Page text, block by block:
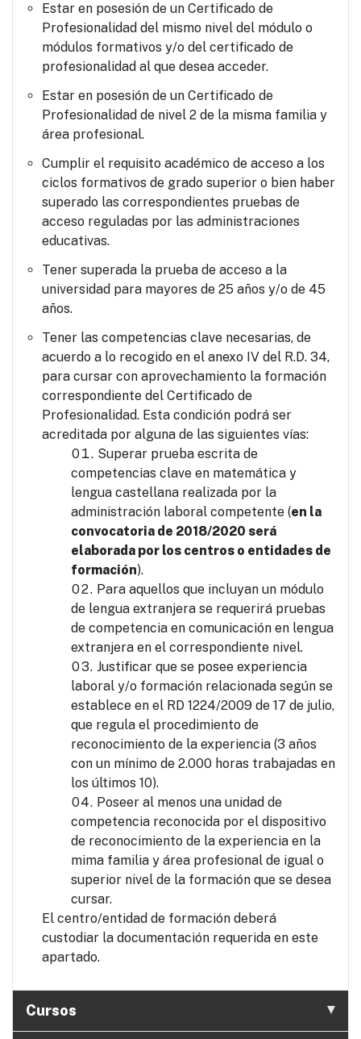
Estar en posesión de un Certificado de
Profesionalidad del mismo nivel del módulo o
módulos formativos y/o del certificado de
profesionalidad al que desea acceder.
Estar en posesión de un Certificado de
Profesionalidad de nivel 2 de la misma familia y
área profesional.
Cumplir el requisito académico de acceso a los
ciclos formativos de grado superior o bien haber
superado las correspondientes pruebas de
acceso reguladas por las administraciones
educativas.
Tener superada la prueba de acceso a la
universidad para mayores de 25 años y/o de 45
años.
Tener las competencias clave necesarias, de
acuerdo a lo recogido en el anexo IV del R.D. 34,
para cursar con aprovechamiento la formación
correspondiente del Certificado de
Profesionalidad. Esta condición podrá ser
acreditada por alguna de las siguientes vías:
Superar prueba escrita de
competencias clave en matemática y
lengua castellana realizada por la
administración laboral competente (en la
convocatoria de 2018/2020 será
elaborada por los centros o entidades de
formación).
Para aquellos que incluyan un módulo
de lengua extranjera se requerirá pruebas
de competencia en comunicación en lengua
extranjera en el correspondiente nivel.
Justificar que se posee experiencia
laboral y/o formación relacionada según se
establece en el RD 1224/2009 de 17 de julio,
que regula el procedimiento de
reconocimiento de la experiencia (3 años
con un mínimo de 2.000 horas trabajadas en
los últimos 10).
Poseer al menos una unidad de
competencia reconocida por el dispositivo
de reconocimiento de la experiencia en la
mima familia y área profesional de igual o
superior nivel de la formación que se desea
cursar.
El centro/entidad de formación deberá
custodiar la documentación requerida en este
apartado.
Cursos